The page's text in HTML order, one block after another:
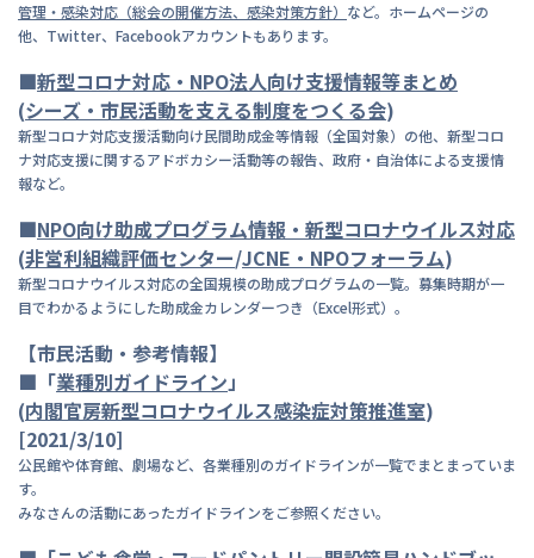
管理・感染対応（総会の開催方法、感染対策方針） など。ホームページの
他、Twitter、Facebookアカウントもあります。
■新型コロナ対応・NPO法人向け支援情報等まとめ
(シーズ・市民活動を支える制度をつくる会)
新型コロナ対応支援活動向け民間助成金等情報（全国対象）の他、新型コロ
ナ対応支援に関するアドボカシー活動等の報告、政府・自治体による支援情
報など。
■NPO向け助成プログラム情報・新型コロナウイルス対応
(非営利組織評価センター/JCNE・NPOフォーラム)
新型コロナウイルス対応の全国規模の助成プログラムの一覧。募集時期が一
目でわかるようにした助成金カレンダーつき（Excel形式）。
【市民活動・参考情報】
■「業種別ガイドライン」
(内閣官房新型コロナウイルス感染症対策推進室)
[2021/3/10]
公民館や体育館、劇場など、各業種別のガイドラインが一覧でまとまっていま
す。
みなさんの活動にあったガイドラインをご参照ください。